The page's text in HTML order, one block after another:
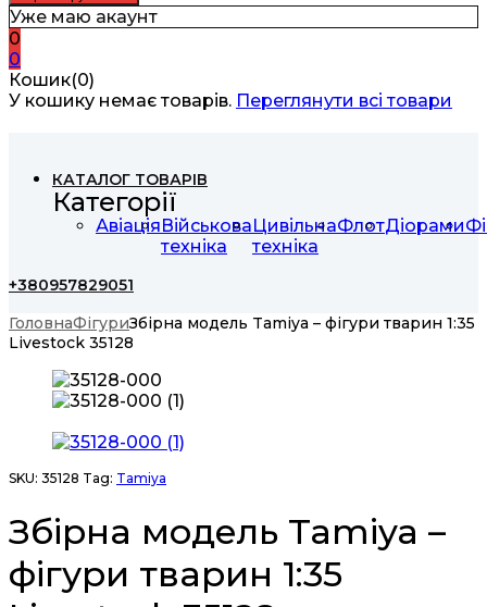
Уже маю акаунт
0
0
Кошик(0)
У кошику немає товарів. Переглянути всі товари
КАТАЛОГ ТОВАРІВ
Категорії
АвіаціяВійськова
техніка
Цивільна
техніка
ФлотДіорами
+380957829051
ГоловнаФігуриЗбірна модель Tamiya – фігури тварин 1:35
Livestock 35128
SKU: 35128 Tag: Tamiya
Збірна модель Tamiya –
фігури тварин 1:35